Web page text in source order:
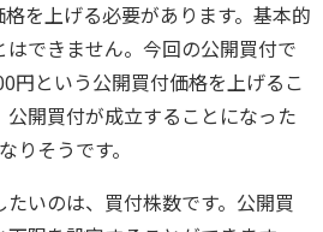
を上げる必要があります。基本的
できません。今回の公開買付で
円という公開買付価格を上げるこ
公開買付が成立することになった
りそうです。
いのは、買付株数です。公開買